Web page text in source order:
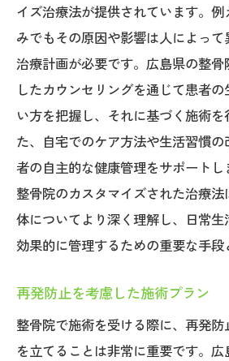
イズ治療法が提供されています。
みでもその原因や影響は人によっ
治療計画が必要です。広島県の整
したカウンセリングを通じて患者
い方を把握し、それに基づく施術
た、自宅でのケア方法や生活習慣
者の自主的な健康管理をサポートし
整骨院のカスタマイズされた治療
体についてより深く理解し、日常
効果的に管理するための重要な手段
再発防止を考慮した施術プラン
整骨院で施術を受ける際に、再発
を立てることは非常に重要です。広